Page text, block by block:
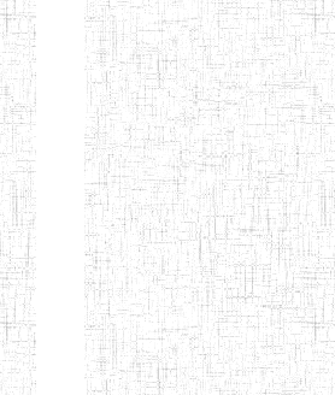
Chercher:
Effacer les filtres
Denomination
Type